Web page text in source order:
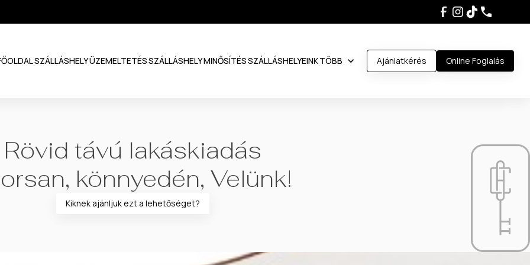
SZÁLLÁSHELY ÜZEMELTETÉSSZÁLLÁSHELY MINŐSÍTÉSSZÁLLÁSHELYEINKTÖBB Ajánlatkérés Online Foglalás
Rövid távú lakáskiadás
könnyedén, Velünk!
Kiknek ajánljuk ezt a lehetőséget?